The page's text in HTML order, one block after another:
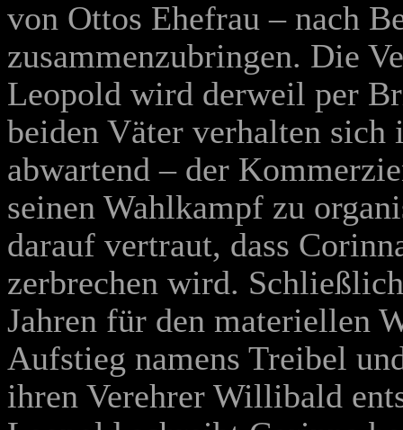
von Ottos Ehefrau – nach
zusammenzubringen. Die
Leopold wird derweil per
beiden Väter verhalten sich
abwartend – der
seinen Wahlkampf zu
darauf vertraut, dass
zerbrechen wird.
Jahren für den materiellen
Aufstieg namens Treibel
ihren Verehrer Willibald